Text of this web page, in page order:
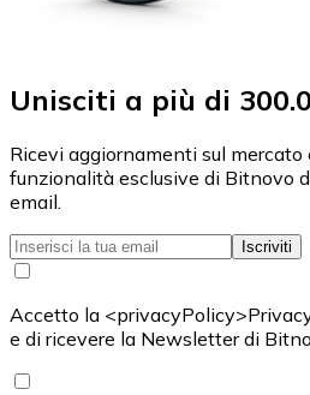
Unisciti a più di
Ricevi aggiornamenti sul
funzionalità esclusive di Bitnovo
email.
Iscriviti
Accetto la
e di ricevere la Newsletter di